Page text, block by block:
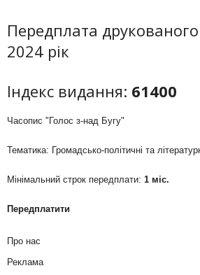
Передплата
2024 рік
Індекс видання: 61400
Часопис "Голос з-над Бугу"
Тематика: Громадсько-політичні та
Мінімальний строк передплати: 1 міс.
Передплатити
Про нас
Реклама